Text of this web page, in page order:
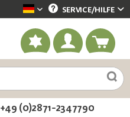
Dekotopia deutsch
SERVICE/HILFE
+49 (0)2871-2347790